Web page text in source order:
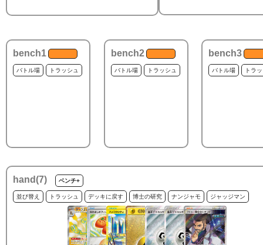
bench1
バトル場 トラッシュ
bench2
バトル場 トラッシュ
bench3
バトル場 トラ
hand(7) ベンチ+
並び替え トラッシュ デッキに戻す 博士の研究 ナンジャモ ジャッジマン